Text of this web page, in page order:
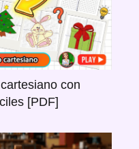
con
[PDF]